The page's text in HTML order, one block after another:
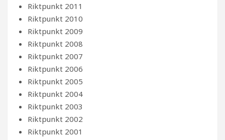
Riktpunkt 2011
Riktpunkt 2010
Riktpunkt 2009
Riktpunkt 2008
Riktpunkt 2007
Riktpunkt 2006
Riktpunkt 2005
Riktpunkt 2004
Riktpunkt 2003
Riktpunkt 2002
Riktpunkt 2001